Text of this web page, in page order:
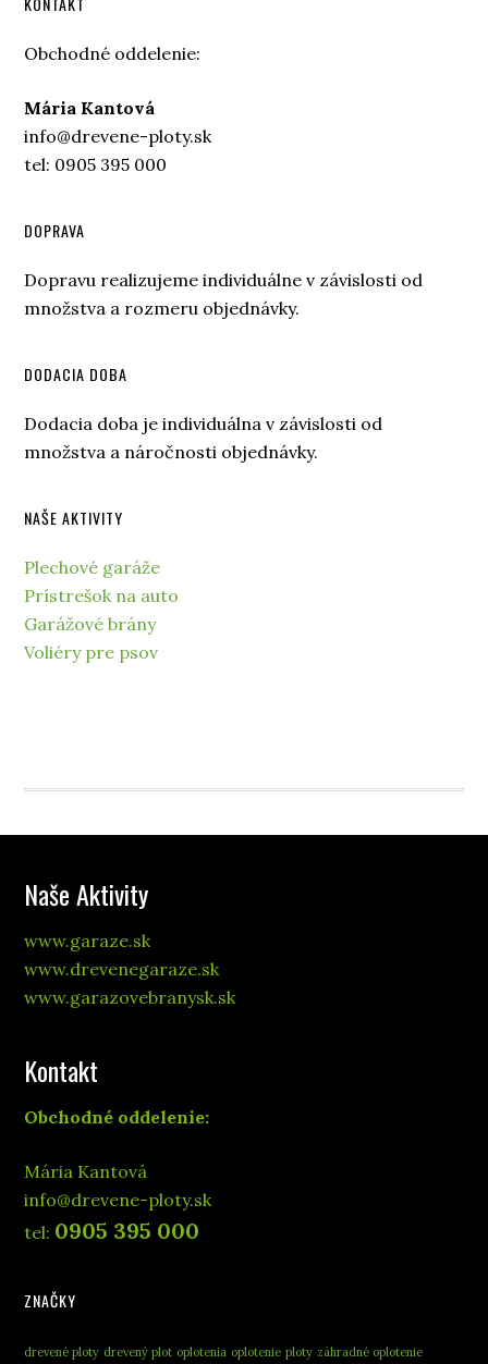
Obchodné oddelenie:
Mária Kantová
info@drevene-ploty.sk
tel: 0905 395 000
DOPRAVA
Dopravu realizujeme individuálne v závislosti od
množstva a rozmeru objednávky.
DODACIA DOBA
Dodacia doba je individuálna v závislosti od
množstva a náročnosti objednávky.
NAŠE AKTIVITY
Plechové garáže
Prístrešok na auto
Garážové brány
Voliéry pre psov
Naše Aktivity
www.garaze.sk
www.drevenegaraze.sk
www.garazovebranysk.sk
Kontakt
Obchodné oddelenie:
Mária Kantová
info@drevene-ploty.sk
tel: 0905 395 000
ZNAČKY
drevené ploty drevený plot oplotenia oplotenie ploty záhradné oplotenie